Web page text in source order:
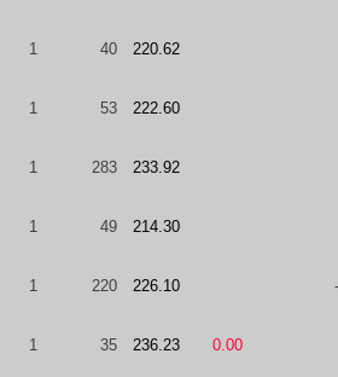
1 40 220.62
1 53 222.60
1 283 233.92
1 49 214.30
1 220 226.10
1 35 236.23 0.00